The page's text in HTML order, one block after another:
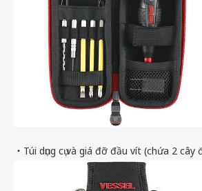
・ Túi dụng cụ và giá đỡ đầu vít (chứa 2